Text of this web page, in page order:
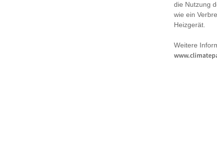
die Nutzung
wie ein
Heizgerät.
Weitere